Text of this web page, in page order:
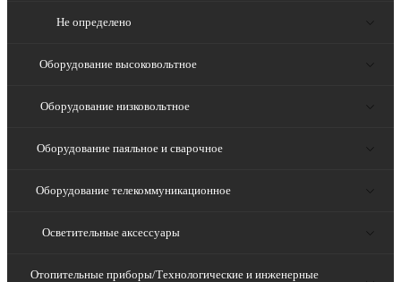
Не определено
Оборудование высоковольтное
Оборудование низковольтное
Оборудование паяльное и сварочное
Оборудование телекоммуникационное
Осветительные аксессуары
Отопительные приборы/Технологические и инженерные